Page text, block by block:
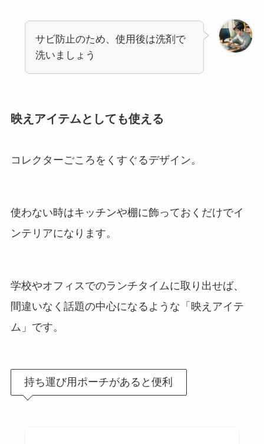
サビ防止のため、使用後は洗剤で
洗いましょう
映えアイテムとしても使える
コレクターごころをくすぐるデザイン。
使わない時はキッチンや棚に飾っておくだけでイ
ンテリアになります。
学校やオフィスでのランチタイムに取り出せば、
間違いなく話題の中心になるような「映えアイテ
ム」です。
持ち運び用ポーチがあると便利